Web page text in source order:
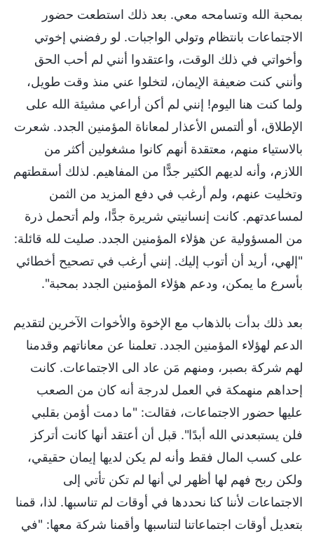
بمحبة الله وتسامحه معي. بعد ذلك استطعت حضور
الاجتماعات بانتظام وتولي الواجبات. لو رفضني إخوتي
وأخواتي في ذلك الوقت، واعتقدوا أنني لم أحب الحق
وأنني كنت ضعيفة الإيمان، لتخلوا عني منذ وقت طويل،
ولما كنت هنا اليوم! إنني لم أكن أراعي مشيئة الله على
الإطلاق، أو ألتمس الأعذار لمعاناة المؤمنين الجدد. شعرت
بالاستياء منهم، معتقدة أنهم كانوا مشغولين أكثر من
اللازم، وأنه لديهم الكثير جدًّا من المفاهيم. لذلك أسقطتهم
وتخليت عنهم، ولم أرغب في دفع المزيد من الثمن
لمساعدتهم. كانت إنسانيتي شريرة جدًّا، ولم أتحمل ذرة
من المسؤولية عن هؤلاء المؤمنين الجدد. صليت لله قائلة:
"إلهي، أريد أن أتوب إليك. إنني أرغب في تصحيح أخطائي
بأسرع ما يمكن، ودعم هؤلاء المؤمنين الجدد بمحبة".
بعد ذلك بدأت بالذهاب مع الإخوة والأخوات الآخرين لتقديم
الدعم لهؤلاء المؤمنين الجدد. تعلمنا عن معاناتهم وقدمنا
لهم شركة بصبر، ومنهم مَن عاد الى الاجتماعات. كانت
إحداهم منهمكة في العمل لدرجة أنه كان من الصعب
عليها حضور الاجتماعات، فقالت: "ما دمت أؤمن بقلبي
فلن يستبعدني الله أبدًا". قبل أن أعتقد أنها كانت أتركز
على كسب المال فقط وأنه لم يكن لديها إيمان حقيقي،
ولكن ربح فهم لها أظهر لي أنها لم تكن تأتي إلى
الاجتماعات لأننا كنا نحددها في أوقات لم تناسبها. لذا، قمنا
بتعديل أوقات اجتماعاتنا لتناسبها وأقمنا شركة معها: "في